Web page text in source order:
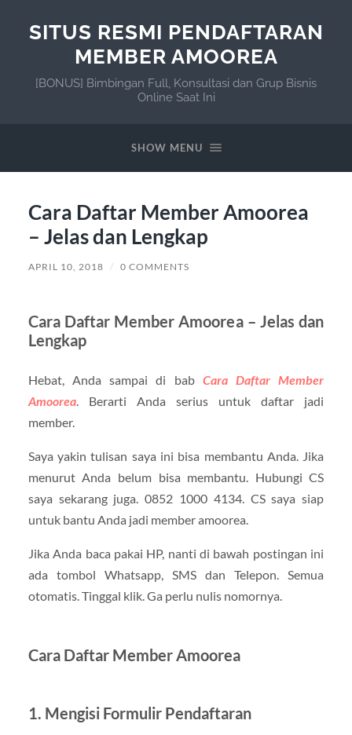
SITUS RESMI PENDAFTARAN
MEMBER AMOOREA
[BONUS] Bimbingan Full, Konsultasi dan Grup Bisnis
Online Saat Ini
SHOW MENU
Cara Daftar Member Amoorea
– Jelas dan Lengkap
APRIL 10, 2018 / 0 COMMENTS
Cara Daftar Member Amoorea – Jelas dan
Lengkap
Hebat, Anda sampai di bab Cara Daftar Member
Amoorea. Berarti Anda serius untuk daftar jadi
member.
Saya yakin tulisan saya ini bisa membantu Anda. Jika
menurut Anda belum bisa membantu. Hubungi CS
saya sekarang juga. 0852 1000 4134. CS saya siap
untuk bantu Anda jadi member amoorea.
Jika Anda baca pakai HP, nanti di bawah postingan ini
ada tombol Whatsapp, SMS dan Telepon. Semua
otomatis. Tinggal klik. Ga perlu nulis nomornya.
Cara Daftar Member Amoorea
1. Mengisi Formulir Pendaftaran